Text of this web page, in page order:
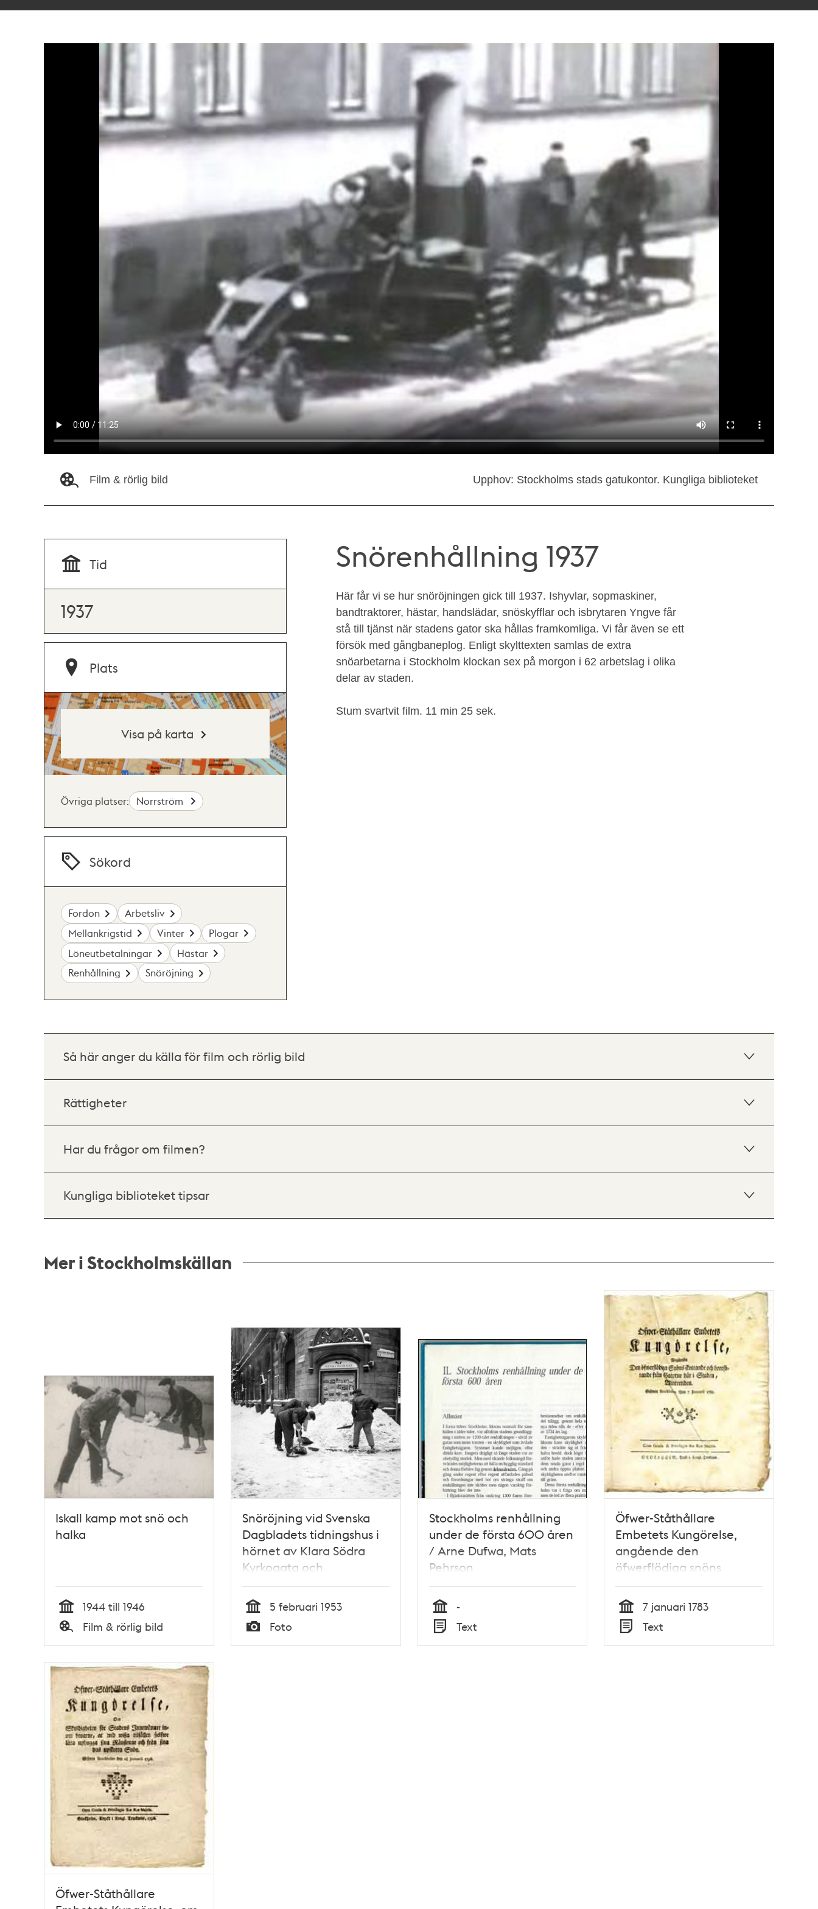
Film & rörlig bild Upphov: Stockholms stads gatukontor. Kungliga biblioteket
Snörenhållning 1937
Här får vi se hur snöröjningen gick till 1937. Ishyvlar, sopmaskiner,
bandtraktorer, hästar, handslädar, snöskyfflar och isbrytaren Yngve får
stå till tjänst när stadens gator ska hållas framkomliga. Vi får även se ett
försök med gångbaneplog. Enligt skylttexten samlas de extra
snöarbetarna i Stockholm klockan sex på morgon i 62 arbetslag i olika
delar av staden.
Stum svartvit film. 11 min 25 sek.
Tid
1937
Plats
Visa på karta
Övriga platser: Norrström
Sökord
Fordon
Arbetsliv
Mellankrigstid
Vinter
Plogar
Löneutbetalningar
Hästar
Renhållning
Snöröjning
Så här anger du källa för film och rörlig bild
Rättigheter
Har du frågor om filmen?
Kungliga biblioteket tipsar
Mer i Stockholmskällan
Iskall kamp mot snö och
halka
Tid
1944 till 1946
Film & rörlig bild
Snöröjning vid Svenska
Dagbladets tidningshus i
hörnet av Klara Södra
Kyrkogata och
Karduansmakargatan
Tid
5 februari 1953
Foto
Stockholms renhållning
under de första 600 åren
/ Arne Dufwa, Mats
Pehrson
Tid
-
Text
Öfwer-Ståthållare
Embetets Kungörelse,
angående den
öfwerflödiga snöns
skottande och
bortförande från gatorne
här i staden, wintertiden.
Gifwen Stockholm then 7
januarii 1783.
Tid
7 januari 1783
Text
Öfwer-Ståthållare